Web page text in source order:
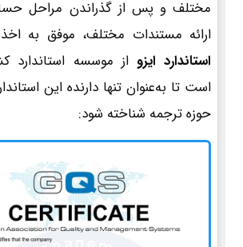
مختلف و پس از گذراندن مراحل
ارائه مستندات مختلف، موفق به اخذ
استاندارد ایزو از موسسه استاندارد
است تا به‌عنوان تنها دارنده این
حوزه ترجمه شناخته شود: